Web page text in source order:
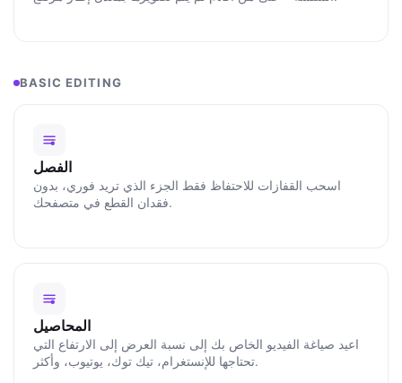
BASIC EDITING
الفصل
اسحب القفازات للاحتفاظ فقط الجزء الذي تريد فوري، بدون
فقدان القطع في متصفحك.
المحاصيل
اعيد صياغة الفيديو الخاص بك إلى نسبة العرض إلى الارتفاع التي
تحتاجها للإنستغرام، تيك توك، يوتيوب، وأكثر.